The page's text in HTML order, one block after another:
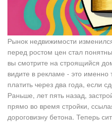
Рынок недвижимости
перед ростом цен стал
вы смотрите на строящийся
видите в рекламе - это
платить через два года, если
Раньше, лет пять назад,
прямо во время стройки,
дороговизну бетона. Теперь